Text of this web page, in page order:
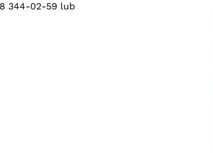
344-02-59 lub